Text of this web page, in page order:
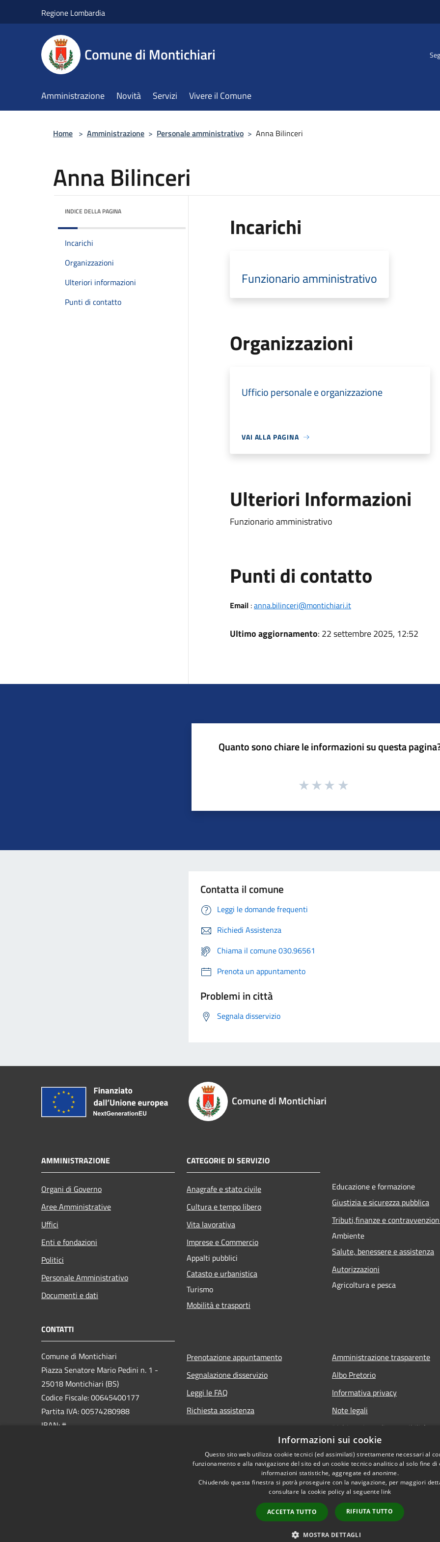
Regione Lombardia
Comune di Montichiari
Amministrazione Novità Servizi Vivere il Comune
Home > Amministrazione > Personale amministrativo > Anna Bilinceri
Anna Bilinceri
INDICE DELLA PAGINA
Incarichi
Organizzazioni
Ulteriori informazioni
Punti di contatto
Incarichi
Funzionario amministrativo
Organizzazioni
Ufficio personale e organizzazione
VAI ALLA PAGINA
Ulteriori Informazioni
Funzionario amministrativo
Punti di contatto
Email:anna.bilinceri@montichiari.it
Ultimo aggiornamento: 22 settembre 2025, 12:52
Quanto sono chiare le informazioni su questa
Contatta il comune
Leggi le domande frequenti
Richiedi Assistenza
Chiama il comune 030.96561
Prenota un appuntamento
Problemi in città
Segnala disservizio
Comune di Montichiari
AMMINISTRAZIONE
Organi di Governo
Aree Amministrative
Uffici
Enti e fondazioni
Politici
Personale Amministrativo
Documenti e dati
CATEGORIE DI SERVIZIO
Anagrafe e stato civile
Cultura e tempo libero
Vita lavorativa
Imprese e Commercio
Appalti pubblici
Catasto e urbanistica
Turismo
Mobilità e trasporti
Educazione e formazione
Giustizia e sicurezza pubblica
Tributi,finanze e
Ambiente
Salute, benessere e assistenza
Autorizzazioni
Agricoltura e pesca
CONTATTI
Comune di Montichiari
Piazza Senatore Mario Pedini n. 1 -
25018 Montichiari (BS)
Codice Fiscale: 00645400177
Partita IVA: 00574280988
IBAN: #
Prenotazione appuntamento
Segnalazione disservizio
Leggi le FAQ
Richiesta assistenza
Amministrazione trasparente
Albo Pretorio
Informativa privacy
Note legali
Dichiarazione di accessibilità
Whisteblowing
Copyright © 2026 • Comune di
Informazioni sui cookie
Questo sito web utilizza cookie tecnici (ed assimilati) strettamente necessari al
funzionamento e alla navigazione del sito ed un cookie tecnico analitico al solo fine di
informazioni statistiche, aggregate ed anonime.
Chiudendo questa finestra si potrà proseguire con la navigazione, per maggiori
consultare la cookie policy al seguente link
ACCETTA TUTTO RIFIUTA TUTTO
MOSTRA DETTAGLI